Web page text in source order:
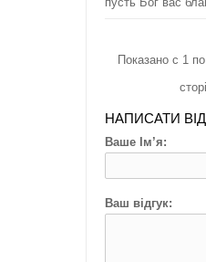
Показано с 1
НАПИСАТИ
Ваше Ім’я:
Ваш відгук: